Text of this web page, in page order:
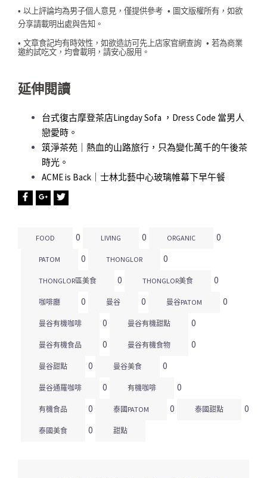
• 以上評論均為男子個人意見，僅提供參考 • 圖文版權所有，如欲
分享請載明出處與告知。
• 文章食記均有時效性，如欲造訪可先上店家官網查詢 • 若為商業
邀約試吃文，均會載明，請安心服用。
延伸閱讀
台式復古摩登茶店Lingday Sofa ，Dress Code 當男人
戀愛時。
筑淨茶苑｜熱血的山路旅行，只為變化萬千的午後茶
時光。
ACME is Back｜士林北藝中心玻璃帷幕下早午餐
FOOD 0 LIVING 0 ORGANIC 0
PATOM 0 THONGLOR 0
THONGLOR區美食 0 THONGLOR美食 0
咖啡廳 0 曼谷 0 曼谷PATOM 0
曼谷有機咖啡 0 曼谷有機甜點 0
曼谷有機食品 0 曼谷有機食物 0
曼谷甜點 0 曼谷美食 0
曼谷通羅咖啡 0 有機咖啡 0
有機食品 0 泰國PATOM 0 泰國甜點 0
泰國美食 0 甜點